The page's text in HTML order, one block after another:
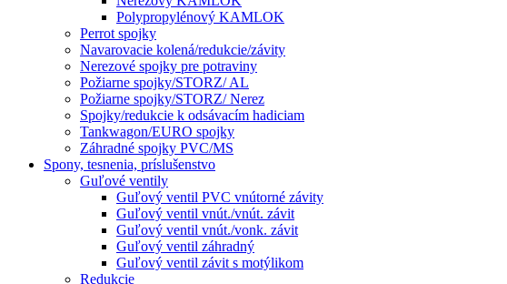
Polypropylénový KAMLOK
Perrot spojky
Navarovacie kolená/redukcie/závity
Nerezové spojky pre potraviny
Požiarne spojky/STORZ/ AL
Požiarne spojky/STORZ/ Nerez
Spojky/redukcie k odsávacím hadiciam
Tankwagon/EURO spojky
Záhradné spojky PVC/MS
Spony, tesnenia, príslušenstvo
Guľové ventily
Guľový ventil PVC vnútorné závity
Guľový ventil vnút./vnút. závit
Guľový ventil vnút./vonk. závit
Guľový ventil záhradný
Guľový ventil závit s motýlikom
Redukcie